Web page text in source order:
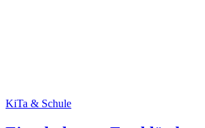
KiTa & Schule